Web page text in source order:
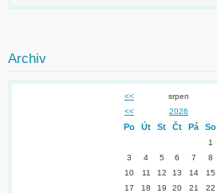
Archiv
<< srpen
<<
2026
Po Út St Čt Pá So
1
3
4 5 6 7 8
10
11 12 13 14 15
17
18 19 20 21 22